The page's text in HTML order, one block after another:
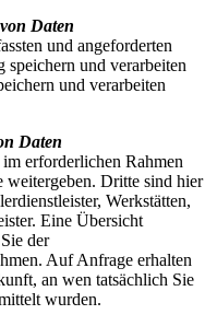
Daten
und angeforderten
und verarbeiten
und verarbeiten
Daten
erforderlichen Rahmen
weitergeben. Dritte sind hier
Werkstätten,
Eine Übersicht
der
Auf Anfrage erhalten
an wen tatsächlich Sie
wurden.